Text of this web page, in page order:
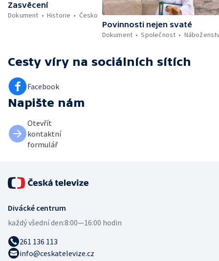
Zasvěcení
Dokument
Historie
Česko
Povinnosti nejen svaté
Dokument
Společnost
Cesty víry na sociálních sítích
Facebook
Napište nám
Otevřít
kontaktní
formulář
Divácké centrum
každý všední den:8:00—16:00 hodin
261 136 113
info@ceskatelevize.cz